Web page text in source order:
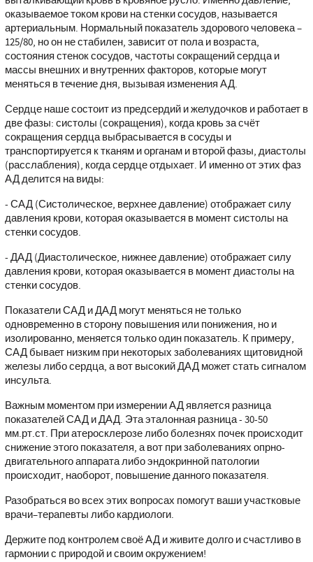
оказываемое током крови на стенки сосудов, называется
артериальным. Нормальный показатель здорового человека –
125/80, но он не стабилен, зависит от пола и возраста,
состояния стенок сосудов, частоты сокращений сердца и
массы внешних и внутренних факторов, которые могут
меняться в течение дня, вызывая изменения АД.
Сердце наше состоит из предсердий и желудочков и работает в
две фазы: систолы (сокращения), когда кровь за счёт
сокращения сердца выбрасывается в сосуды и
транспортируется к тканям и органам и второй фазы, диастолы
(расслабления), когда сердце отдыхает. И именно от этих фаз
АД делится на виды:
- САД (Систолическое, верхнее давление) отображает силу
давления крови, которая оказывается в момент систолы на
стенки сосудов.
- ДАД (Диастолическое, нижнее давление) отображает силу
давления крови, которая оказывается в момент диастолы на
стенки сосудов.
Показатели САД и ДАД могут меняться не только
одновременно в сторону повышения или понижения, но и
изолированно, меняется только один показатель. К примеру,
САД бывает низким при некоторых заболеваниях щитовидной
железы либо сердца, а вот высокий ДАД может стать сигналом
инсульта.
Важным моментом при измерении АД является разница
показателей САД и ДАД. Эта эталонная разница - 30-50
мм.рт.ст. При атеросклерозе либо болезнях почек происходит
снижение этого показателя, а вот при заболеваниях опрно-
двигательного аппарата либо эндокринной патологии
происходит, наоборот, повышение данного показателя.
Разобраться во всех этих вопросах помогут ваши участковые
врачи–терапевты либо кардиологи.
Держите под контролем своё АД и живите долго и счастливо в
гармонии с природой и своим окружением!